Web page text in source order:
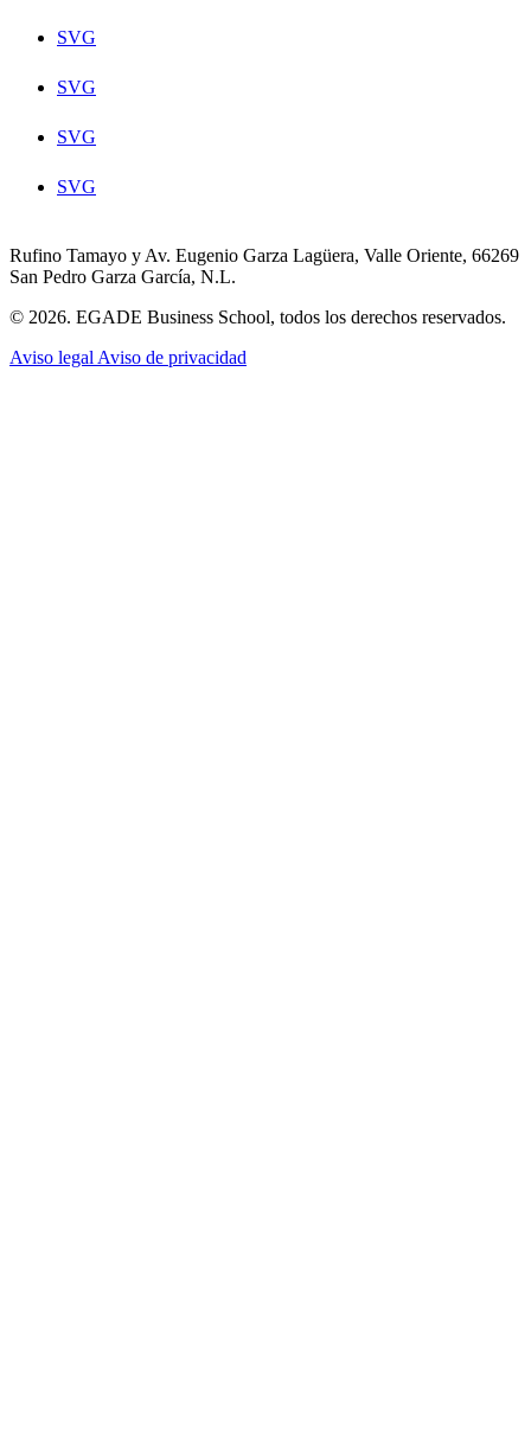
SVG
SVG
SVG
SVG
Rufino Tamayo y Av. Eugenio Garza Lagüera, Valle Oriente, 66269
San Pedro Garza García, N.L.
© 2026. EGADE Business School, todos los derechos reservados.
Aviso legal Aviso de privacidad